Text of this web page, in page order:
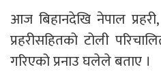
आज बिहानदेखि नेपाल
प्रहरीसहितको टोली
गरिएको प्रनाउ घलेले बताए ।